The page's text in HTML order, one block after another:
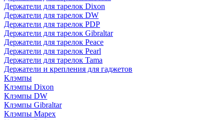
Держатели для тарелок Dixon
Держатели для тарелок DW
Держатели для тарелок PDP
Держатели для тарелок Gibraltar
Держатели для тарелок Peace
Держатели для тарелок Pearl
Держатели для тарелок Tama
Держатели и крепления для гаджетов
Клэмпы
Клэмпы Dixon
Клэмпы DW
Клэмпы Gibraltar
Клэмпы Mapex